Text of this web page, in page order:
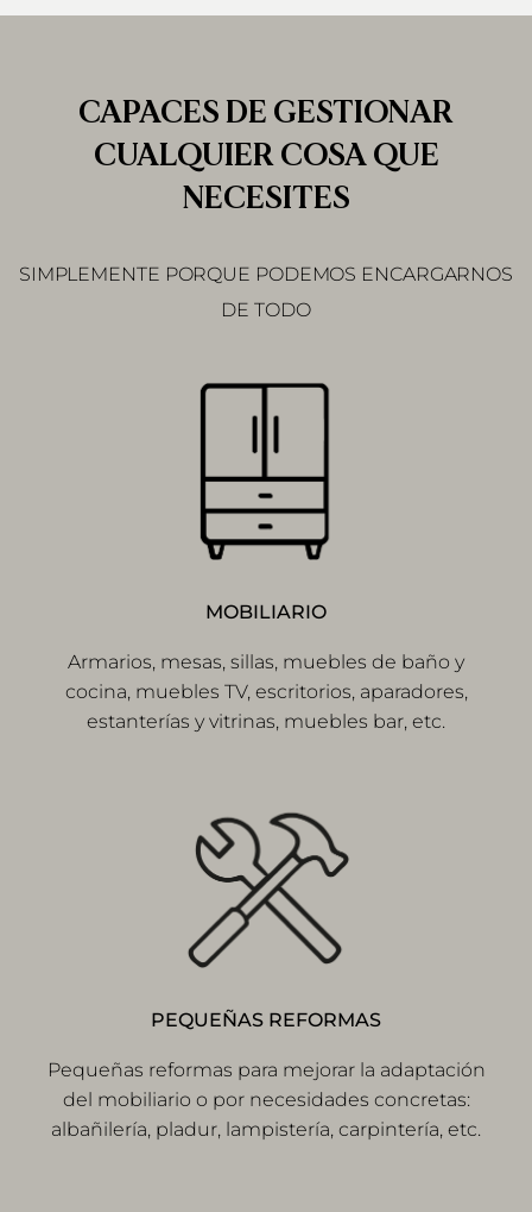
CAPACES DE GESTIONAR
CUALQUIER COSA QUE
NECESITES
SIMPLEMENTE PORQUE PODEMOS ENCARGARNOS
DE TODO
MOBILIARIO
Armarios, mesas, sillas, muebles de baño y
cocina, muebles TV, escritorios, aparadores,
estanterías y vitrinas, muebles bar, etc.
PEQUEÑAS REFORMAS
Pequeñas reformas para mejorar la adaptación
del mobiliario o por necesidades concretas:
albañilería, pladur, lampistería, carpintería, etc.